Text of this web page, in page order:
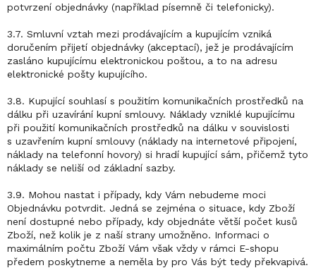
potvrzení objednávky (například písemně či telefonicky).
3.7. Smluvní vztah mezi prodávajícím a kupujícím vzniká
doručením přijetí objednávky (akceptací), jež je prodávajícím
zasláno kupujícímu elektronickou poštou, a to na adresu
elektronické pošty kupujícího.
3.8. Kupující souhlasí s použitím komunikačních prostředků na
dálku při uzavírání kupní smlouvy. Náklady vzniklé kupujícímu
při použití komunikačních prostředků na dálku v souvislosti
s uzavřením kupní smlouvy (náklady na internetové připojení,
náklady na telefonní hovory) si hradí kupující sám, přičemž tyto
náklady se neliší od základní sazby.
3.9. Mohou nastat i případy, kdy Vám nebudeme moci
Objednávku potvrdit. Jedná se zejména o situace, kdy Zboží
není dostupné nebo případy, kdy objednáte větší počet kusů
Zboží, než kolik je z naší strany umožněno. Informaci o
maximálním počtu Zboží Vám však vždy v rámci E-shopu
předem poskytneme a neměla by pro Vás být tedy překvapivá.